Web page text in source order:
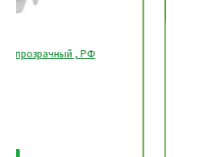
Горшок для орхидей D15,